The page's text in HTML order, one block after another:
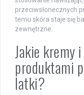
przeciwsłonecznych
temu skóra staje się
zewnętrzne.
Jakie kremy
produktami
latki?